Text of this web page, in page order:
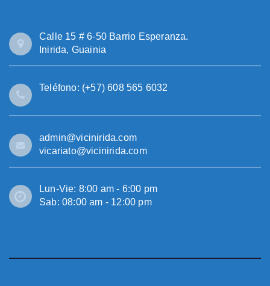
Calle 15 # 6-50 Barrio Esperanza.
Inirida, Guainia
Teléfono: (+57) 608 565 6032
admin@vicinirida.com
vicariato@vicinirida.com
Lun-Vie: 8:00 am - 6:00 pm
Sab: 08:00 am - 12:00 pm